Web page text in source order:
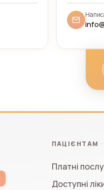
ПАЦІЄНТАМ
Платні
Доступні